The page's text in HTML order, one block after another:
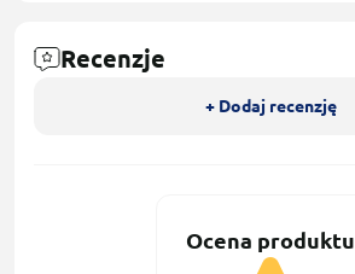
Recenzje
+ Dodaj recenzję
Ocena produktu